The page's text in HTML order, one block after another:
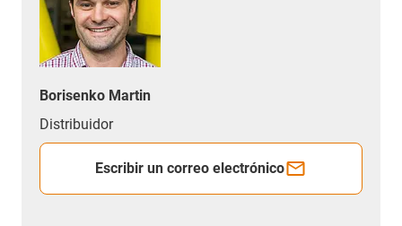
Borisenko Martin
Distribuidor
Escribir un correo electrónico